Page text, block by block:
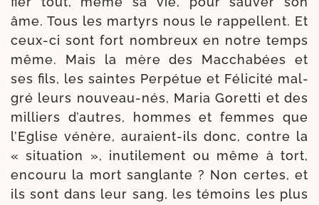
âme. Tous les mar­tyrs nous le rap­pellent. Et
ceux-​ci sont fort nom­breux en notre temps
même. Mais la mère des Macchabées et
ses fils, les saintes Perpétue et Félicité mal­
gré leurs nouveau-​nés, Maria Goretti et des
mil­liers d’autres, hommes et femmes que
l’Eglise vénère, auraient-​ils donc, contre la
« situa­tion », inuti­le­ment ou même à tort,
encou­ru la mort san­glante ? Non certes, et
ils sont dans leur sang, les témoins les plus